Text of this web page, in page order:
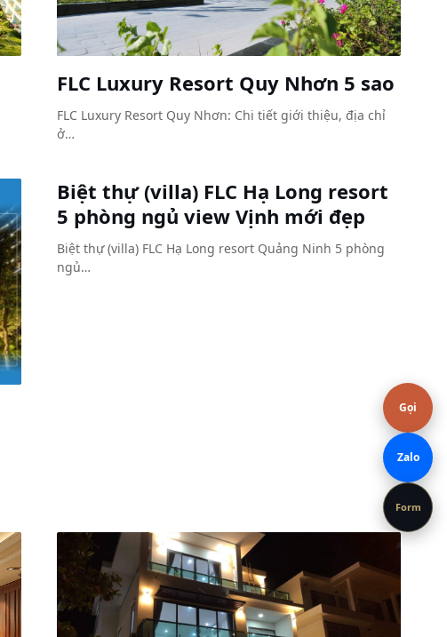
FLC Luxury Resort Quy Nhơn 5 sao
FLC Luxury Resort Quy Nhơn: Chi tiết giới thiệu, địa chỉ
ở…
Biệt thự (villa) FLC Hạ Long resort
5 phòng ngủ view Vịnh mới đẹp
Biệt thự (villa) FLC Hạ Long resort Quảng Ninh 5 phòng
ngủ…
Gọi
Zalo
Form